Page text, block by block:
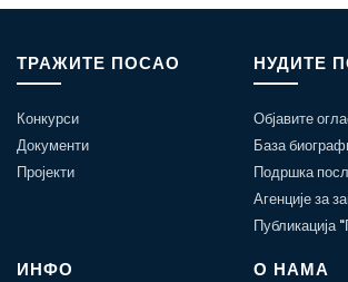
ТРАЖИТЕ ПОСАО
Конкурси
Документи
Пројекти
НУДИТЕ
Објавите
База
Подршка
Агенције за
Публикација
ИНФО О НАМА